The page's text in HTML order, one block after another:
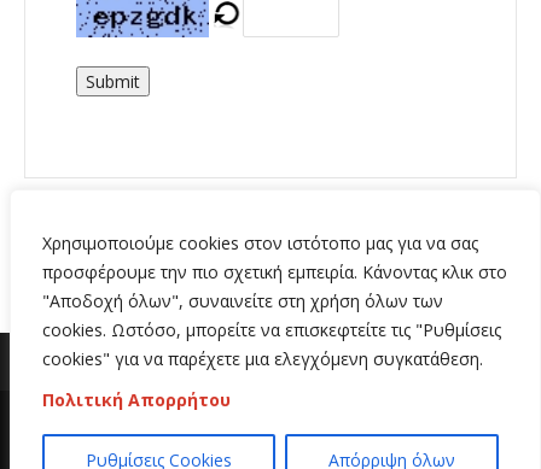
Χρησιμοποιούμε cookies στον ιστότοπο μας για να σας
προσφέρουμε την πιο σχετική εμπειρία. Κάνοντας κλικ στο
"Αποδοχή όλων", συναινείτε στη χρήση όλων των
cookies. Ωστόσο, μπορείτε να επισκεφτείτε τις "Ρυθμίσεις
cookies" για να παρέχετε μια ελεγχόμενη συγκατάθεση.
Πολιτική Απορρήτου
Ρυθμίσεις Cookies Απόρριψη όλων
Submit
Copyright 2020 | All Rights Reserved | Κατασκευή